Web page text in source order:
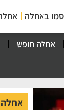
באחלה
אחלה חופש